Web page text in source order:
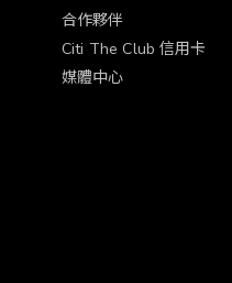
合作夥伴
Citi The Club 信用卡
媒體中心